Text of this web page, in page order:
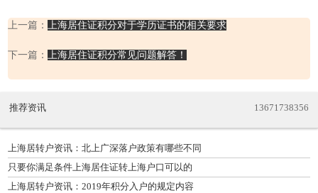
上一篇： 上海居住证积分对于学历证书的相关要求
下一篇： 上海居住证积分常见问题解答！
推荐资讯 13671738356
上海居转户资讯：北上广深落户政策有哪些不同
只要你满足条件上海居住证转上海户口可以的
上海居转户资讯：2019年积分入户的规定内容